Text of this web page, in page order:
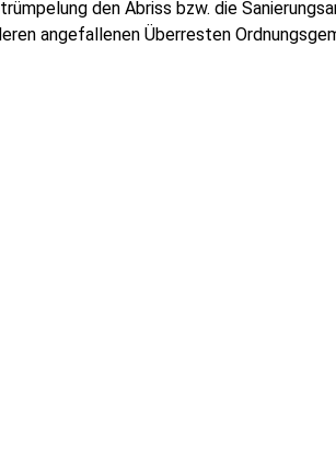
den Abriss bzw. die
angefallenen Überresten